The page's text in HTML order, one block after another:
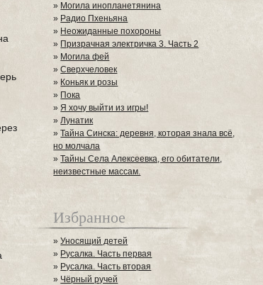
» Могила инопланетянина
» Радио Пхеньяна
» Неожиданные похороны
» Призрачная электричка 3. Часть 2
» Могила фей
»Сверхчеловек
» Коньяк и розы
» Пока
»Я хочу выйти из игры!
»Лунатик
»Тайна Синска: деревня, которая знала всё,
но молчала
»Тайны Села Алексеевка, его обитатели,
неизвестные массам.
Избранное
»Уносящий детей
» Русалка. Часть первая
» Русалка. Часть вторая
» Чёрный ручей